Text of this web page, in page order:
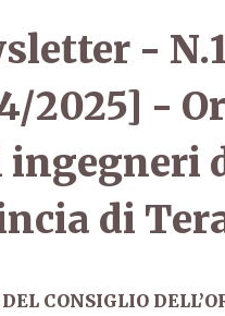
-
2025] -
ingegneri
di
CONSIGLIO